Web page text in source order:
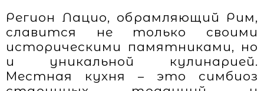
Регион Лацио, обрамляющий Рим,
славится не только своими
историческими памятниками, но
и уникальной кулинарией.
Местная кухня – это симбиоз